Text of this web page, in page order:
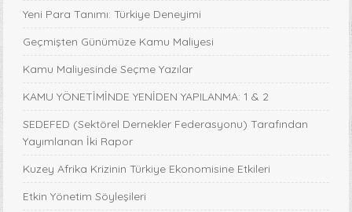
Yeni Para Tanımı: Türkiye Deneyimi
Geçmişten Günümüze Kamu Maliyesi
Kamu Maliyesinde Seçme Yazılar
KAMU YÖNETİMİNDE YENİDEN YAPILANMA: 1 & 2
SEDEFED (Sektörel Dernekler Federasyonu) Tarafından
Yayımlanan İki Rapor
Kuzey Afrika Krizinin Türkiye Ekonomisine Etkileri
Etkin Yönetim Söyleşileri